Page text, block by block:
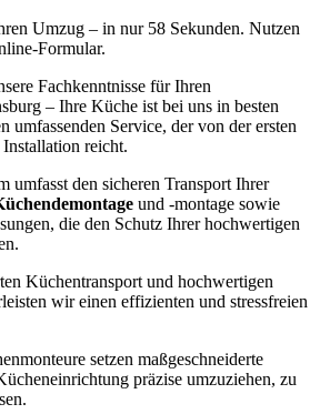
Umzug – in nur 58 Sekunden. Nutzen
Formular.
Fachkenntnisse für Ihren
– Ihre Küche ist bei uns in besten
umfassenden Service, der von der ersten
reicht.
umfasst den sicheren Transport Ihrer
und -montage sowie
die den Schutz Ihrer hochwertigen
Küchentransport und hochwertigen
wir einen effizienten und stressfreien
setzen maßgeschneiderte
präzise umzuziehen, zu